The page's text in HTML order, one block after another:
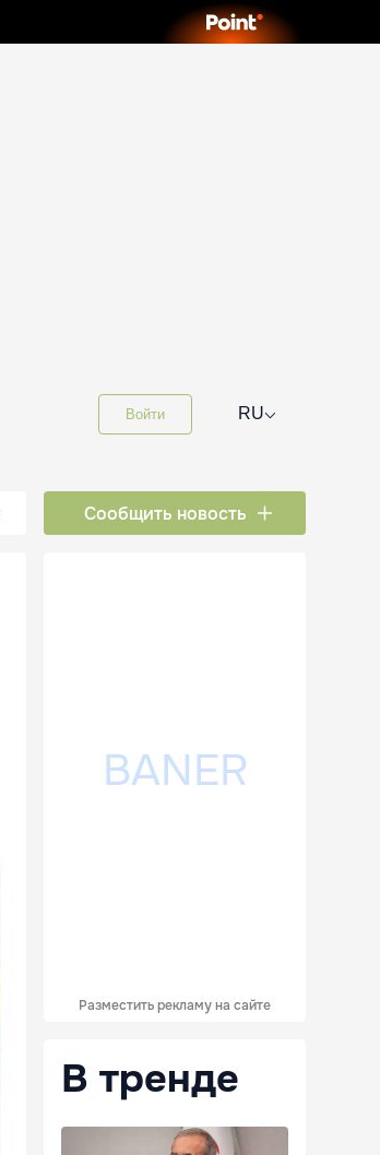
Войти RU⌵
Сообщить новость
Разместить рекламу на сайте
В тренде